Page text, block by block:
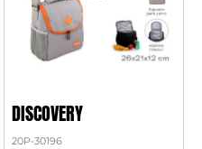
DISCOVERY
20P-30196